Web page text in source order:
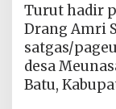
Turut hadir
Drang Amri
satgas/
desa
Batu,